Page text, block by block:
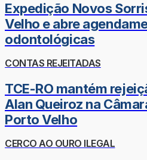
Expedição Novos
Velho e abre
odontológicas
CONTAS REJEITADAS
TCE-RO mantém
Alan Queiroz na
Porto Velho
CERCO AO OURO ILEGAL